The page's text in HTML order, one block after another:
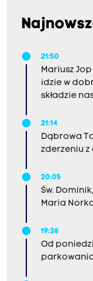
21:50
Mariusz Jop
idzie w
składzie
21:14
Dąbrowa
zderzeniu
20:05
Św.
Maria
19:38
Od